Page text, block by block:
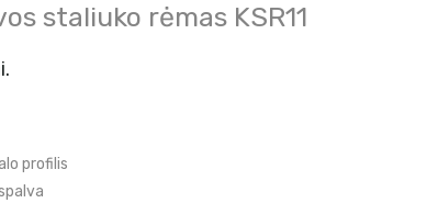
staliuko rėmas KSR11
profilis